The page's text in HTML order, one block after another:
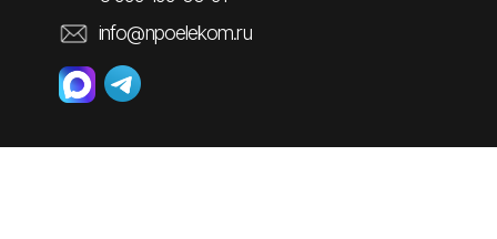
info@npoelekom.ru